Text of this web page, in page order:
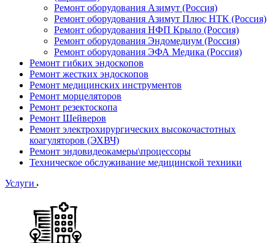
Ремонт оборудования Азимут (Россия)
Ремонт оборудования Азимут Плюс НТК (Россия)
Ремонт оборудования НФП Крыло (Россия)
Ремонт оборудования Эндомедиум (Россия)
Ремонт оборудования ЭФА Медика (Россия)
Ремонт гибких эндоскопов
Ремонт жестких эндоскопов
Ремонт медицинских инструментов
Ремонт морцеляторов
Ремонт резектоскопа
Ремонт Шейверов
Ремонт электрохирургических высокочастотных
коагуляторов (ЭХВЧ)
Ремонт эндовидеокамеры\процессоры
Техническое обслуживание медицинской техники
Услуги